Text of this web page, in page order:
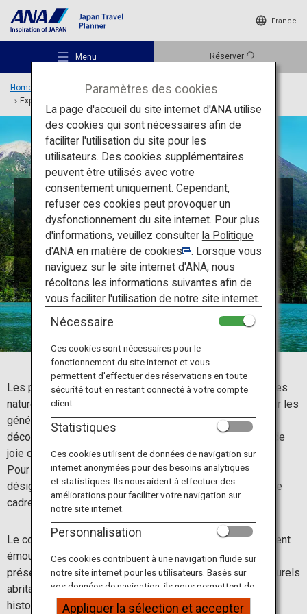
France
Menu Réserver
Lieux recommandés
Idées de voyage
Destinations
Informations sur le voyage
Services ANA
Fermer
Home Idées de voyage
Fonctionnalités spéciales
Explorez les parcs nationaux du Japon
Explorez les parcs nationaux du
Japon
Les richesses naturelles du Japon sont
préservées dans ces régions.
Profitez d’une excursion en pleine nature !
Les parcs nationaux ont pour objectif de protéger les sites
naturels exceptionnels du Japon et de les préserver pour les
générations futures, afin que ces dernières puissent les
découvrir avec le même sentiment d’émerveillement et de
joie que notre génération.
Pour atteindre ces objectifs, les parcs nationaux sont
désignés, protégés et gérés par le gouvernement dans le
cadre de la Loi japonaise sur les parcs naturels.
Le contact avec la nature est une expérience profondément
émouvante et apaisante. Les parcs nationaux du Japon
présentent non seulement de magnifiques paysages naturels
abritant une faune et une flore variées, mais aussi une
histoire culturelle riche. De plus, ils ont la particularité de
Paramètres des cookies
La page d'accueil du site internet d'ANA utilise
des cookies qui sont nécessaires afin de
faciliter l'utilisation du site pour les
utilisateurs. Des cookies supplémentaires
peuvent être utilisés avec votre
consentement uniquement. Cependant,
refuser ces cookies peut provoquer un
dysfonctionnement du site internet. Pour plus
d'informations, veuillez consulter la Politique
d'ANA en matière de cookies
. Lorsque vous
naviguez sur le site internet d'ANA, nous
récoltons les informations suivantes afin de
vous faciliter l'utilisation de notre site internet.
Nécessaire
Ces cookies sont nécessaires pour le
fonctionnement du site internet et vous
permettent d'effectuer des réservations en toute
sécurité tout en restant connecté à votre compte
client.
Statistiques
Ces cookies utilisent de données de navigation sur
internet anonymées pour des besoins analytiques
et statistiques. Ils nous aident à effectuer des
améliorations pour faciliter votre navigation sur
notre site internet.
Personnalisation
Ces cookies contribuent à une navigation fluide sur
notre site internet pour les utilisateurs. Basés sur
vos données de navigation, ils nous permettent de
fournir du contenu qui correspond à vos intérêts
Appliquer la sélection et accepter